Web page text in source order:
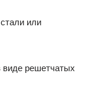
или
решетчатых